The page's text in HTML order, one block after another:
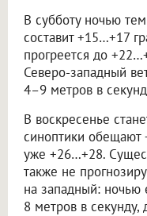
В субботу ночью
составит +15…+17
прогреется до
Северо-западный
4–9 метров в
В воскресенье
синоптики обещают
уже +26…+28.
также не
на западный: ночью
8 метров в